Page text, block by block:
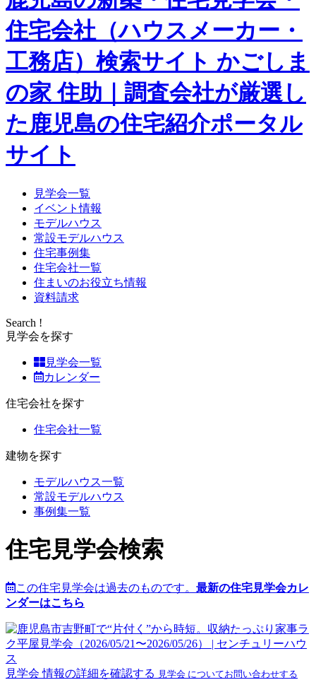
住宅会社（ハウスメーカー・
工務店）検索サイト かごしま
の家 住助｜調査会社が厳選し
た鹿児島の住宅紹介ポータル
サイト
見学会一覧
イベント情報
モデルハウス
常設モデルハウス
住宅事例集
住宅会社一覧
住まいのお役立ち情報
資料請求
Search !
見学会を探す
見学会一覧
カレンダー
住宅会社を探す
住宅会社一覧
建物を探す
モデルハウス一覧
常設モデルハウス
事例集一覧
住宅見学会検索
この住宅見学会は過去のものです。 最新の住宅見学会カレ
ンダーはこちら
見学会 情報の詳細を確認する 見学会 についてお問い合わせする